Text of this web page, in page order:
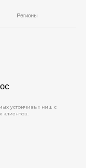
Регионы
устойчивых ниш с
клиентов.